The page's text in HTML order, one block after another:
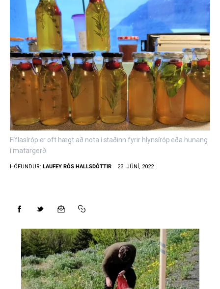
Umhverfi
Skoðun
Matarmarkaður
Styrkja
Hafa samband
HÖFUNDUR: LAUFEY RÓS HALLSDÓTTIR 23. JÚNÍ, 2022
Fíflasíróp er oft hægt að nota í staðinn fyrir hlynsíróp eða hunang
í matargerð.